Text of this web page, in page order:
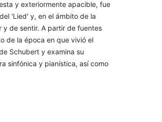
y exteriormente apacible, fue
'Lied' y, en el ámbito de la
y de sentir. A partir de fuentes
de la época en que vivió el
Schubert y examina su
sinfónica y pianística, así como